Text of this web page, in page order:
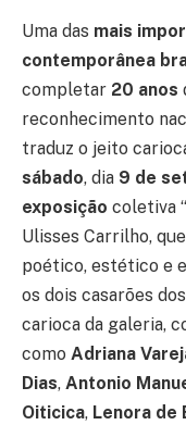
Uma das mais
contemporânea
completar 20 anos
reconhecimento
traduz o jeito
sábado, dia 9 de
exposição coletiva “
Ulisses Carrilho,
poético, estético e
os dois casarões
carioca da galeria,
como Adriana
Dias, Antonio
Oiticica, Lenora de